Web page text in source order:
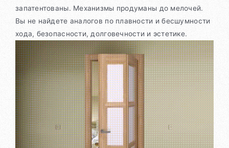
запатентованы. Механизмы продуманы до мелочей.
Вы не найдете аналогов по плавности и бесшумности
хода, безопасности, долговечности и эстетике.